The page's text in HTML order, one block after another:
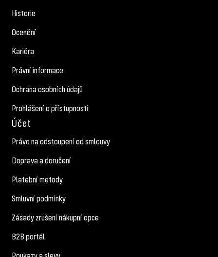
Historie
Ocenění
Kariéra
Právní informace
Ochrana osobních údajů
Prohlášení o přístupnosti
Účet
Právo na odstoupení od smlouvy
Doprava a doručení
Platební metody
Smluvní podmínky
Zásady zrušení nákupní opce
B2B portál